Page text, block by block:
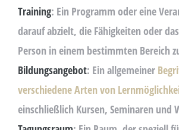
Training: Ein Programm oder eine
darauf abzielt, die Fähigkeiten oder
Person in einem bestimmten Bereich
Bildungsangebot: Ein allgemeiner
verschiedene Arten von
einschließlich Kursen, Seminaren und